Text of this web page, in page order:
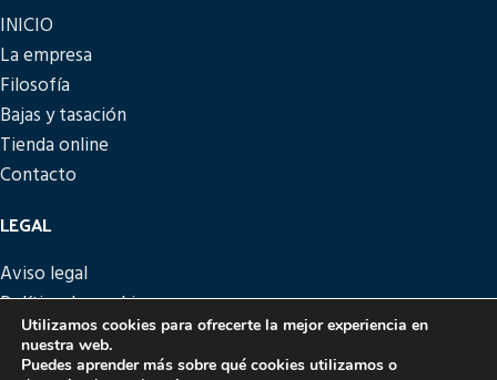
INICIO
La empresa
Filosofía
Bajas y tasación
Tienda online
Contacto
LEGAL
Aviso legal
Política de cookies
Política de privacidad
Política de devoluciones
Utilizamos cookies para ofrecerte la mejor experiencia en
nuestra web.
Puedes aprender más sobre qué cookies utilizamos o